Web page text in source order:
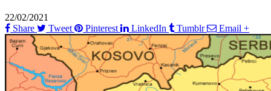
22/02/2021
Share
Tweet Pinterest LinkedIn Tumblr Email +